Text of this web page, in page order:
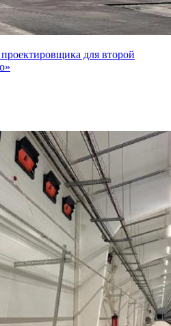
для второй